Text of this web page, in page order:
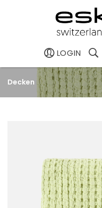
LOGIN
Decken